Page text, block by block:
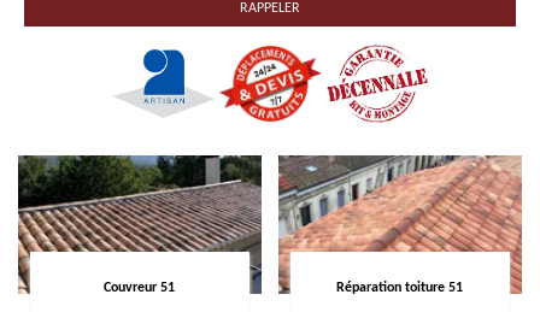
Couvreur 51 Réparation toiture 51